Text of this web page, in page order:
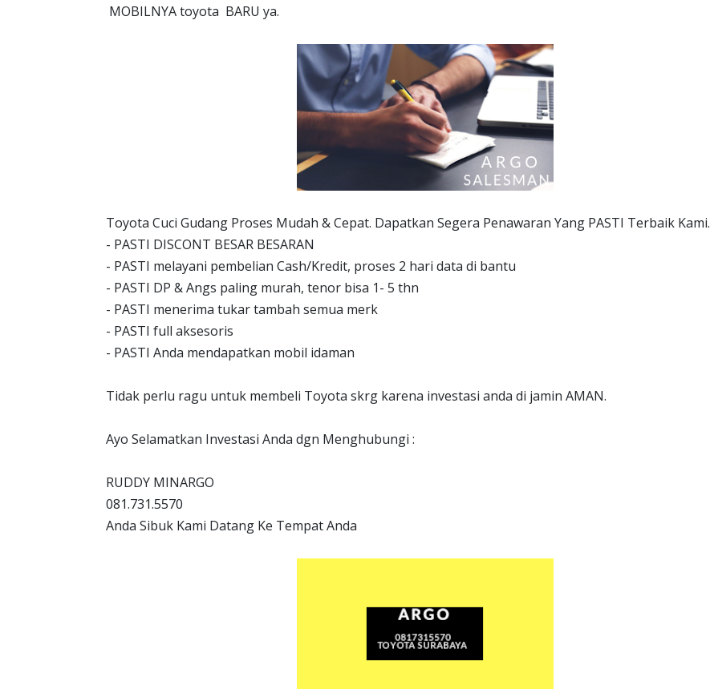
MOBILNYA toyota BARU ya.
Toyota Cuci Gudang Proses Mudah & Cepat. Dapatkan Segera Penawaran Yang PASTI Terbaik Kami.
- PASTI DISCONT BESAR BESARAN
- PASTI melayani pembelian Cash/Kredit, proses 2 hari data di bantu
- PASTI DP & Angs paling murah, tenor bisa 1- 5 thn
- PASTI menerima tukar tambah semua merk
- PASTI full aksesoris
- PASTI Anda mendapatkan mobil idaman
Tidak perlu ragu untuk membeli Toyota skrg karena investasi anda di jamin AMAN.
Ayo Selamatkan Investasi Anda dgn Menghubungi :
RUDDY MINARGO
081.731.5570
Anda Sibuk Kami Datang Ke Tempat Anda